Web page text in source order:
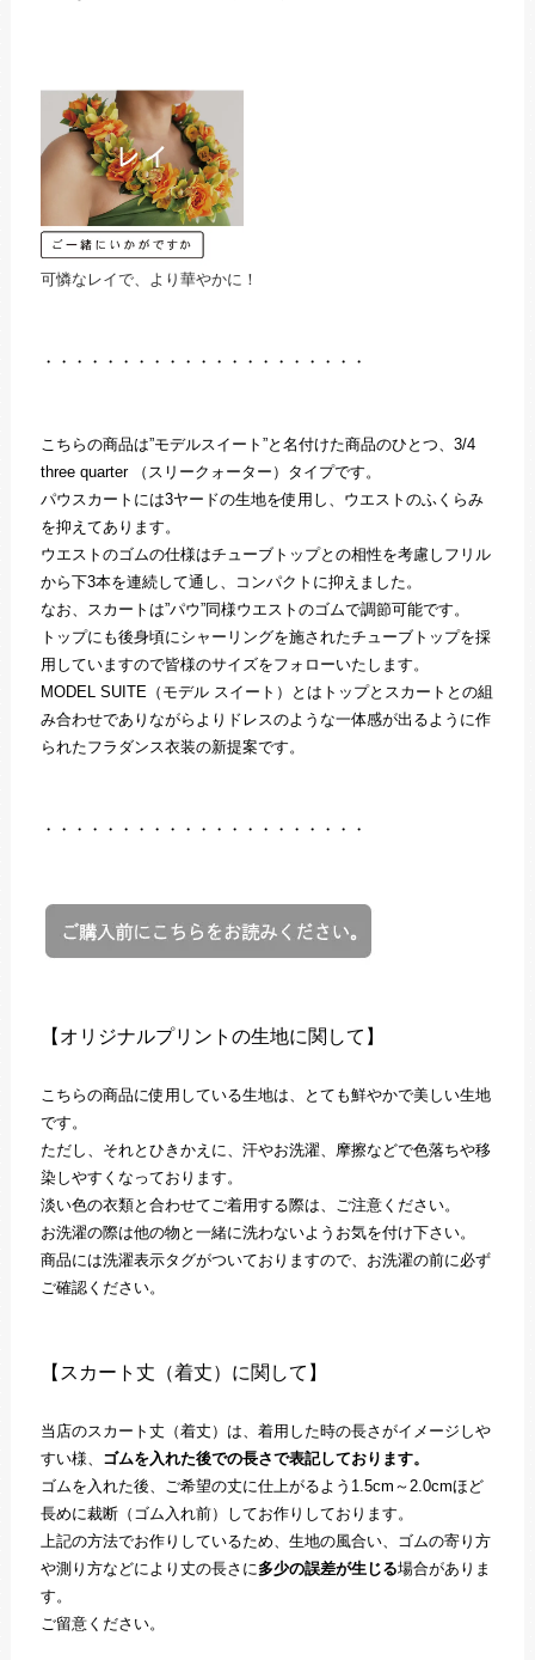
可憐なレイで、より華やかに！
・・・・・・・・・・・・・・・・・・・・・
こちらの商品は”モデルスイート”と名付けた商品のひとつ、3/4
three quarter （スリークォーター）タイプです。
パウスカートには3ヤードの生地を使用し、ウエストのふくらみ
を抑えてあります。
ウエストのゴムの仕様はチューブトップとの相性を考慮しフリル
から下3本を連続して通し、コンパクトに抑えました。
なお、スカートは”パウ”同様ウエストのゴムで調節可能です。
トップにも後身頃にシャーリングを施されたチューブトップを採
用していますので皆様のサイズをフォローいたします。
MODEL SUITE（モデル スイート）とはトップとスカートとの組
み合わせでありながらよりドレスのような一体感が出るように作
られたフラダンス衣装の新提案です。
・・・・・・・・・・・・・・・・・・・・・
【オリジナルプリントの生地に関して】
こちらの商品に使用している生地は、とても鮮やかで美しい生地
です。
ただし、それとひきかえに、汗やお洗濯、摩擦などで色落ちや移
染しやすくなっております。
淡い色の衣類と合わせてご着用する際は、ご注意ください。
お洗濯の際は他の物と一緒に洗わないようお気を付け下さい。
商品には洗濯表示タグがついておりますので、お洗濯の前に必ず
ご確認ください。
【スカート丈（着丈）に関して】
当店のスカート丈（着丈）は、着用した時の長さがイメージしや
すい様、 ゴムを入れた後での長さで表記しております。
ゴムを入れた後、ご希望の丈に仕上がるよう1.5cm～2.0cmほど
長めに裁断（ゴム入れ前）してお作りしております。
上記の方法でお作りしているため、生地の風合い、ゴムの寄り方
や測り方などにより丈の長さに多少の誤差が生じる場合がありま
す。
ご留意ください。